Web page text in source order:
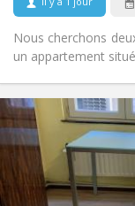
Nous cherchons
un appartement